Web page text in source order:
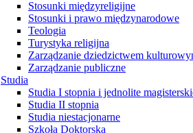
Stosunki międzyreligijne
Stosunki i prawo międzynarodowe
Teologia
Turystyka religijna
Zarządzanie dziedzictwem
Zarządzanie publiczne
Studia
Studia I stopnia i jednolite
Studia II stopnia
Studia niestacjonarne
Szkoła Doktorska